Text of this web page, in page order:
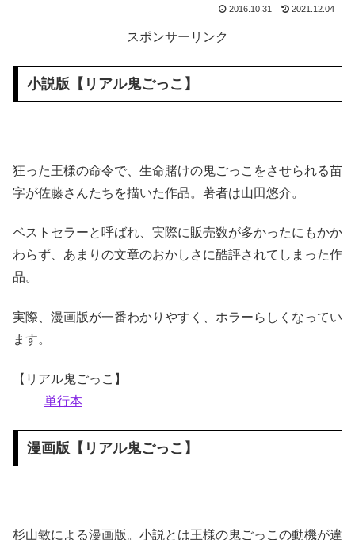
2016.10.31 2021.12.04
スポンサーリンク
小説版【リアル鬼ごっこ】
狂った王様の命令で、生命賭けの鬼ごっこをさせられる苗
字が佐藤さんたちを描いた作品。著者は山田悠介。
ベストセラーと呼ばれ、実際に販売数が多かったにもかか
わらず、あまりの文章のおかしさに酷評されてしまった作
品。
実際、漫画版が一番わかりやすく、ホラーらしくなってい
ます。
【リアル鬼ごっこ】
単行本
漫画版【リアル鬼ごっこ】
杉山敏による漫画版。小説とは王様の鬼ごっこの動機が違